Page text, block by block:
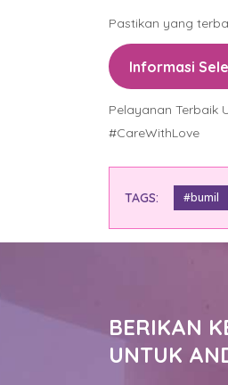
Pastikan yang
Informasi
Pelayanan Terbaik
#CareWithLove
TAGS: #bumil
BERIKAN
UNTUK